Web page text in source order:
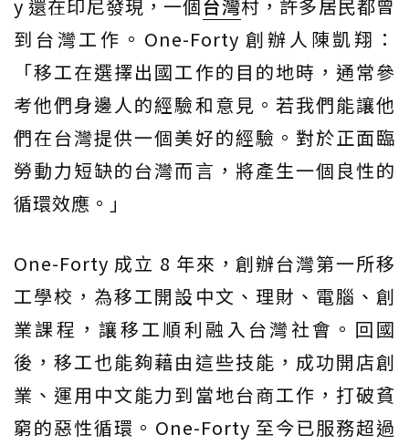
y 還在印尼發現，一個台灣村，許多居民都曾
到台灣工作。One-Forty 創辦人陳凱翔：
「移工在選擇出國工作的目的地時，通常參
考他們身邊人的經驗和意見。若我們能讓他
們在台灣提供一個美好的經驗。對於正面臨
勞動力短缺的台灣而言，將產生一個良性的
循環效應。」
One-Forty 成立 8 年來，創辦台灣第一所移
工學校，為移工開設中文、理財、電腦、創
業課程，讓移工順利融入台灣社會。回國
後，移工也能夠藉由這些技能，成功開店創
業、運用中文能力到當地台商工作，打破貧
窮的惡性循環。One-Forty 至今已服務超過